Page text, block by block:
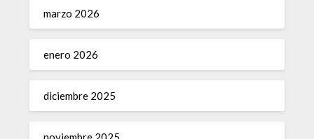
marzo 2026
enero 2026
diciembre 2025